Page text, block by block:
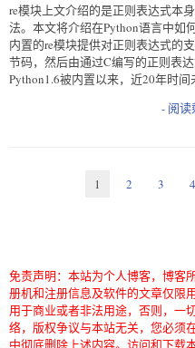
re模块上文介绍的是正则表达式本
法。本文将介绍在Python语言中如
内置的re模块提供对正则表达式的
节码，然后由通过C编写的正则表
Python1.6被内置以来，近20年时间
- 阅读
1 2 3 4
免责声明：本站为个人博客，博客
册机和注册信息及软件的文章仅限
用于商业或者非法用途，否则，一
络，版权争议与本站无关，您必须
中彻底删除上述内容。访问和下载